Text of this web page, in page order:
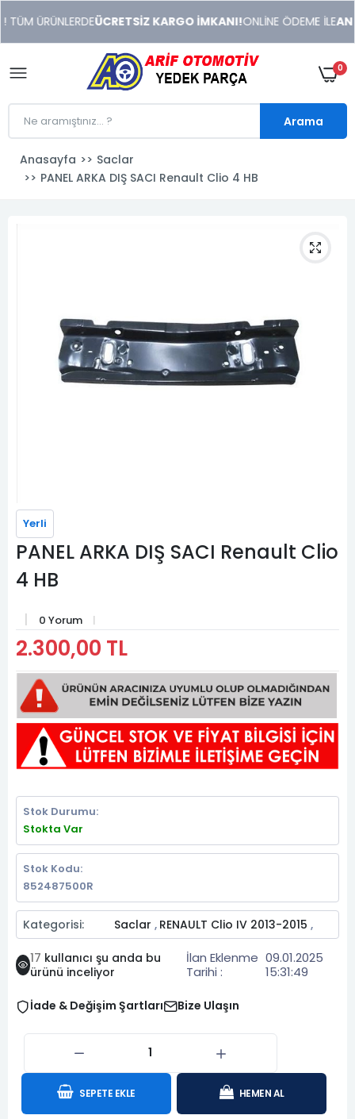
xonusu
veren
sitolar
ÜRÜNLERDEÜCRETSİZ KARGO İMKANI!ONLİNE ÖDEME İLE
0
Arama
Anasayfa
Saclar
PANEL ARKA DIŞ SACI Renault Clio 4 HB
Yerli
PANEL ARKA DIŞ SACI Renault Clio
4 HB
0 Yorum
2.300,00 TL
Stok Durumu:
Stokta Var
Stok Kodu:
852487500R
Kategorisi: Saclar , RENAULT Clio IV 2013-2015 ,
17 kullanıcı şu anda bu
ürünü inceliyor
İlan Eklenme
Tarihi :
09.01.2025
15:31:49
İade & Değişim Şartları Bize Ulaşın
SEPETE EKLE HEMEN AL